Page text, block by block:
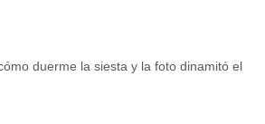
duerme la siesta y la foto dinamitó el